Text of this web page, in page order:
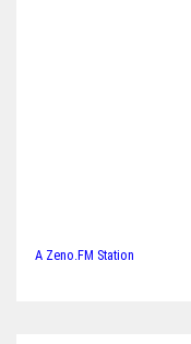
A Zeno.FM Station